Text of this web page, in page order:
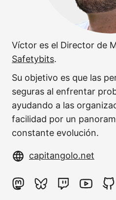
Víctor es el Director de
Safetybits.
Su objetivo es que las
seguras al enfrentar
ayudando a las
facilidad por un
constante evolución.
capitangolo.net